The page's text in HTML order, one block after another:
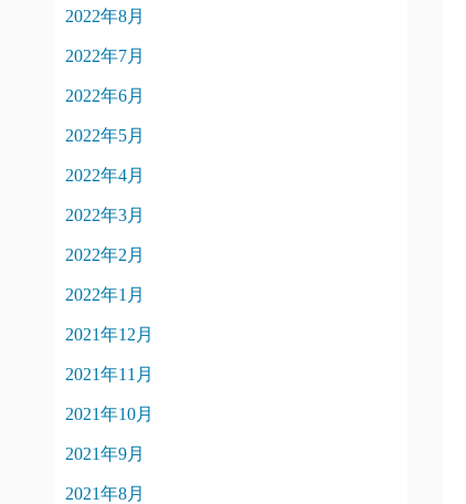
2022年8月
2022年7月
2022年6月
2022年5月
2022年4月
2022年3月
2022年2月
2022年1月
2021年12月
2021年11月
2021年10月
2021年9月
2021年8月